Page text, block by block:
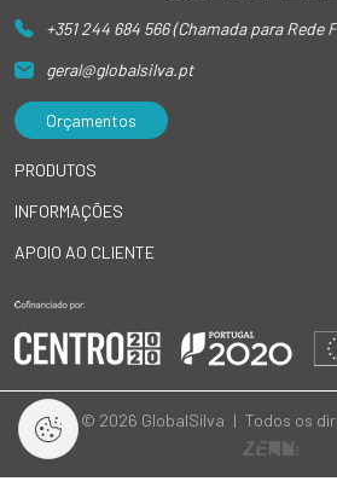
+351 244 684 566 (Chamada para Rede
geral@globalsilva.pt
Orçamentos
PRODUTOS
INFORMAÇÕES
APOIO AO CLIENTE
© 2026 GlobalSilva | Todos os